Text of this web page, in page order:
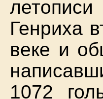
Генриха
веке и
1072